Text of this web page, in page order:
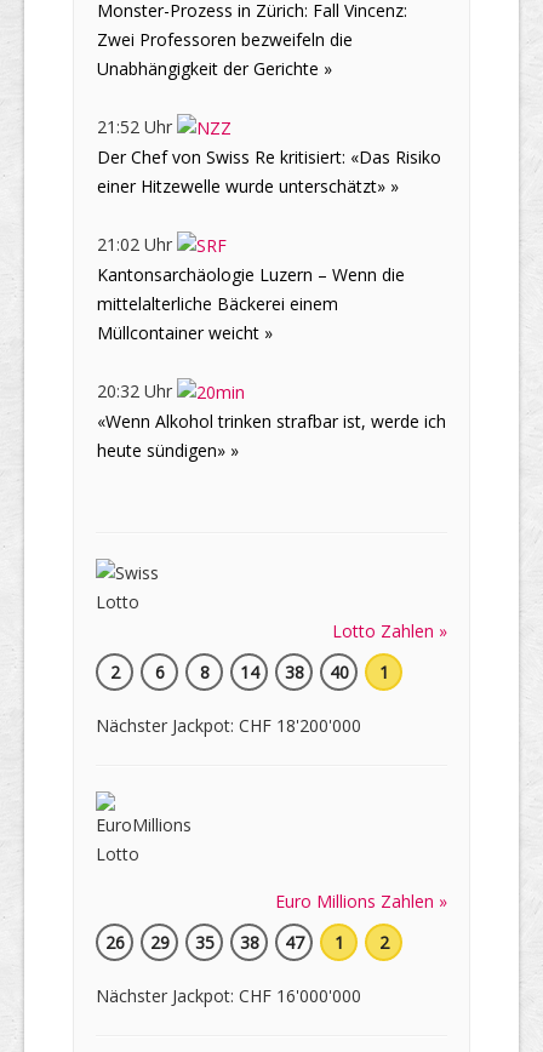
Monster-Prozess in Zürich: Fall Vincenz:
Zwei Professoren bezweifeln die
Unabhängigkeit der Gerichte »
21:52 Uhr
Der Chef von Swiss Re kritisiert: «Das Risiko
einer Hitzewelle wurde unterschätzt» »
21:02 Uhr
Kantonsarchäologie Luzern – Wenn die
mittelalterliche Bäckerei einem
Müllcontainer weicht »
20:32 Uhr
«Wenn Alkohol trinken strafbar ist, werde ich
heute sündigen» »
Lotto Zahlen »
2
6 8 14 38 40 1
Nächster Jackpot: CHF 18'200'000
Euro Millions Zahlen »
26
29 35 38 47 1 2
Nächster Jackpot: CHF 16'000'000